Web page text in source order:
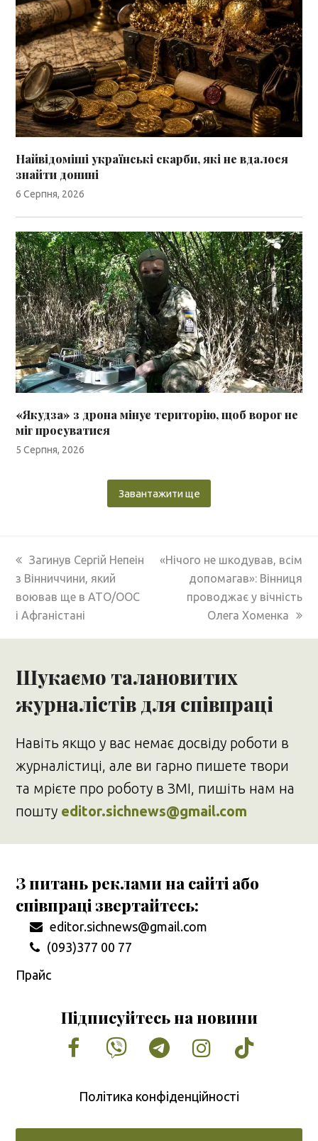
Найвідоміші українські скарби, які не вдалося
знайти донині
6 Серпня, 2026
«Якудза» з дрона мінує територію, щоб ворог не
міг просуватися
5 Серпня, 2026
Завантажити ще
previous
post:
Загинув Сергій Непеін
з Вінниччини, який
воював ще в АТО/ООС
і Афганістані
next
«Нічого не шкодував, всім
допомагав»: Вінниця
проводжає у вічність
Олега Хоменка
Шукаємо талановитих
журналістів для співпраці
Навіть якщо у вас немає досвіду роботи в
журналістиці, але ви гарно пишете твори
та мрієте про роботу в ЗМІ, пишіть нам на
пошту editor.sichnews@gmail.com
З питань реклами на сайті або
співпраці звертайтесь:
editor.sichnews@gmail.com
(093)377 00 77
Прайс
Підписуйтесь на новини
Facebook
VimeoTumblrInstagram
Tiktok
Політика конфіденційності